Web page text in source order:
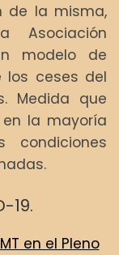
de la misma,
Asociación
modelo de
los ceses del
Medida que
la mayoría
19.
en el Pleno